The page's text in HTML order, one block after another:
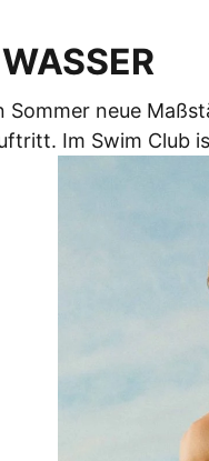
neue
Im Swim Club